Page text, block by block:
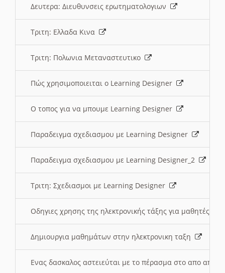
Δευτερα: Διευθυνσεις ερωτηματολογιων
Τριτη: Ελλαδα Κινα
Τριτη: Πολωνια Μεταναστευτικο
Πώς χρησιμοποιειται ο Learning Designer
O τοπος για να μπουμε Learning Designer
Παραδειγμα σχεδιασμου με Learning Designer
Παραδειγμα σχεδιασμου με Learning Designer_2
Τριτη: Σχεδιασμοι με Learning Designer
Οδηγιες χρησης της ηλεκτρονικής τάξης για μαθητές
Δημιουργια μαθημάτων στην ηλεκτρονικη ταξη
Ενας δασκαλος αστειεύται με το πέρασμα στο απο